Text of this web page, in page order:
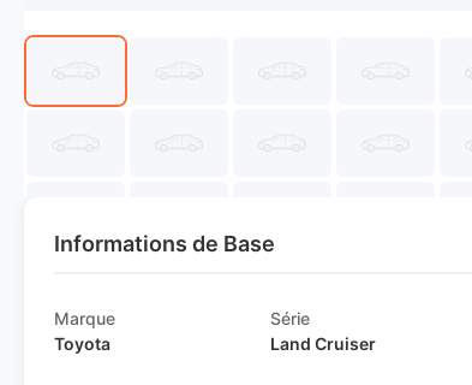
Informations de Base
Marque
Toyota
Série
Land Cruiser